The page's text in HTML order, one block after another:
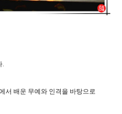
.
서 배운 무예와 인격을 바탕으로